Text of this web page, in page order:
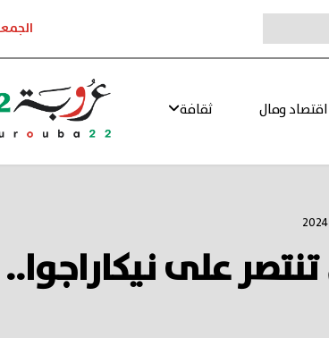
الجمعة 7 آب
اقتصاد ومال ثقافة
تنتصر على